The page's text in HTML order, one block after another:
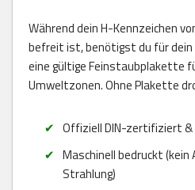
Während dein H-Kennzeichen
befreit ist, benötigst du für
eine gültige Feinstaubplakette
Umweltzonen. Ohne Plakette
Offiziell DIN-zertifiziert
Maschinell bedruckt (kein
Strahlung)